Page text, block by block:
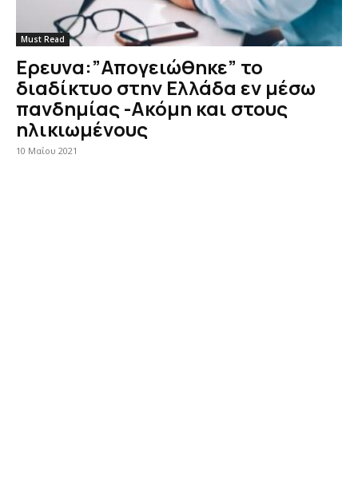
Must Read
Ερευνα:”Απογειώθηκε” το
διαδίκτυο στην Ελλάδα εν μέσω
πανδημίας -Ακόμη και στους
ηλικιωμένους
10 Μαΐου 2021